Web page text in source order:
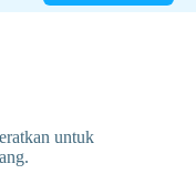
untuk